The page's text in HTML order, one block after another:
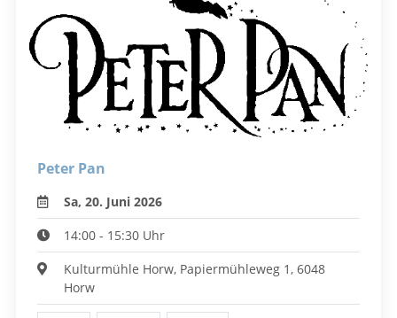
Peter Pan
Sa, 20. Juni 2026
14:00 - 15:30 Uhr
Kulturmühle Horw, Papiermühleweg 1, 6048
Horw